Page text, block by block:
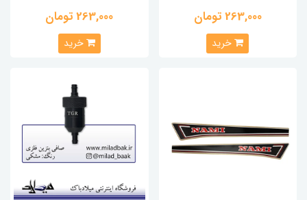
263,000 تومان
خرید
263,000 تومان
خرید